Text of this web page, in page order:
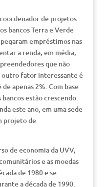
de projetos
bancos Terra e Verde
empréstimos nas
a renda, em média,
que não
outro fator interessante é
apenas 2%. Com base
estão crescendo.
este ano, em uma sede
projeto de
de economia da UVV,
e as moedas
de 1980 e se
a década de 1990.